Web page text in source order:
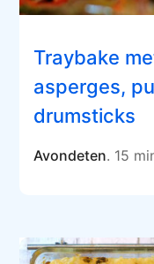
Traybake
asperges,
drumsticks
Avondeten. 15